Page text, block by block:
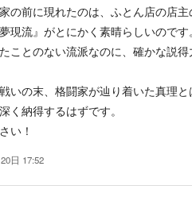
の前に現れたのは、ふとん店の店主
現流』がとにかく素晴らしいのです。
ことのない流派なのに、確かな説得
いの末、格闘家が辿り着いた真理と
く納得するはずです。
い！
日 17:52